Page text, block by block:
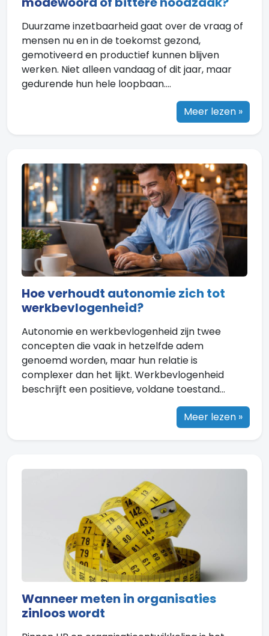
Duurzame inzetbaarheid gaat over de vraag of
mensen nu en in de toekomst gezond,
gemotiveerd en productief kunnen blijven
werken. Niet alleen vandaag of dit jaar, maar
gedurende hun hele loopbaan....
Meer lezen »
Hoe verhoudt autonomie zich tot
werkbevlogenheid?
Autonomie en werkbevlogenheid zijn twee
concepten die vaak in hetzelfde adem
genoemd worden, maar hun relatie is
complexer dan het lijkt. Werkbevlogenheid
beschrijft een positieve, voldane toestand...
Meer lezen »
Wanneer meten in organisaties
zinloos wordt